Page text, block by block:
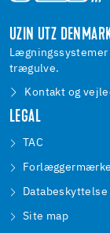
UZIN UTZ
trægulve.
Kontakt og
LEGAL
TAC
Forlæggermærke
Databeskyttelse
Site map